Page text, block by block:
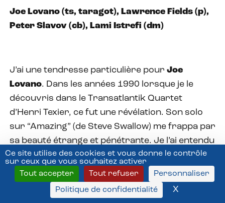
Ce site utilise des cookies et vous donne le contrôle
sur ceux que vous souhaitez activer
Tout accepter
Tout refuser
Personnaliser
Politique de confidentialité
X
Joe Lovano (ts, taragot), Lawrence Fields (p),
Peter Slavov (cb), Lami Istrefi (dm)
J’ai une tendresse particulière pour Joe
Lovano. Dans les années 1990 lorsque je le
découvris dans le Transatlantik Quartet
d’Henri Texier, ce fut une révélation. Son solo
sur “Amazing” (de Steve Swallow) me frappa par
sa beauté étrange et pénétrante. Je l’ai entendu
plusieurs fois en concert depuis, notamment
avec Paul Motian ou McCoy Tyner, et chaque
fois je retrouvais ce goût tout à fait singulier de
la respiration, de la projection sonore, de la